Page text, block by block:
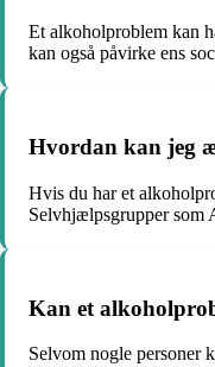
Et alkoholproblem kan
kan også påvirke ens
Hvordan kan jeg
Hvis du har et
Selvhjælpsgrupper som
Kan et
Selvom nogle personer